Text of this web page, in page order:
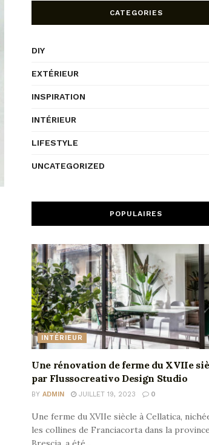
CATEGORIES
DIY
EXTÉRIEUR
INSPIRATION
INTÉRIEUR
LIFESTYLE
UNCATEGORIZED
POPULAIRES
INTÉRIEUR
Une rénovation de ferme du XVIIe
par Flussocreativo Design Studio
BY ADMIN JUILLET 19, 2023 0
Une ferme du XVIIe siècle à Cellatica,
les collines de Franciacorta dans la